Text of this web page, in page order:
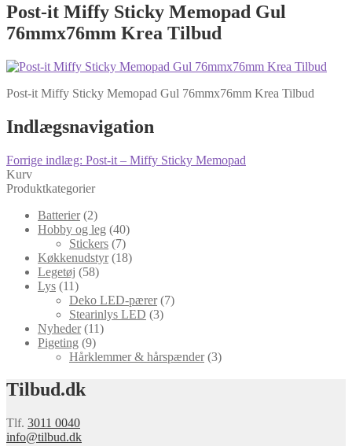
Post-it Miffy Sticky Memopad Gul
76mmx76mm Krea Tilbud
Post-it Miffy Sticky Memopad Gul 76mmx76mm Krea Tilbud
Indlægsnavigation
Forrige indlæg: Post-it – Miffy Sticky Memopad
Kurv
Produktkategorier
Batterier (2)
Hobby og leg (40)
Stickers (7)
Køkkenudstyr (18)
Legetøj (58)
Lys (11)
Deko LED-pærer (7)
Stearinlys LED (3)
Nyheder (11)
Pigeting (9)
Hårklemmer & hårspænder (3)
Tilbud.dk
Tlf. 3011 0040
info@tilbud.dk